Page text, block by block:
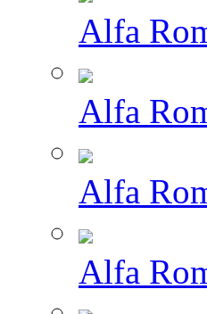
Alfa
Alfa
Alfa
Alfa